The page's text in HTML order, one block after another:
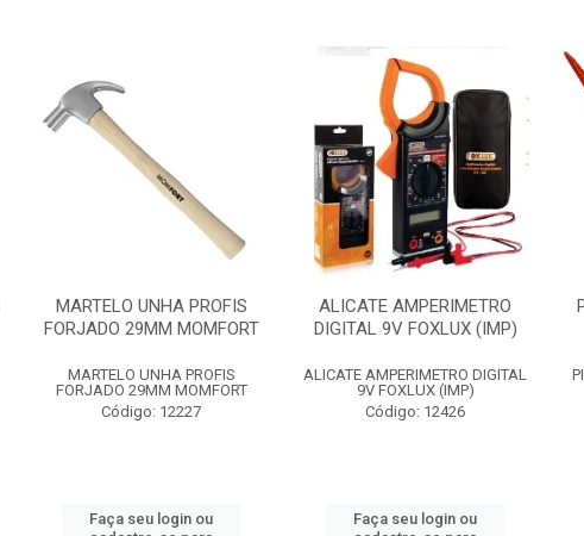
MARTELO UNHA PROFIS
FORJADO 29MM MOMFORT
MARTELO UNHA PROFIS
FORJADO 29MM MOMFORT
Código: 12227
Faça seu login ou
ALICATE AMPERIMETRO
DIGITAL 9V FOXLUX (IMP)
ALICATE AMPERIMETRO DIGITAL
9V FOXLUX (IMP)
Código: 12426
Faça seu login ou